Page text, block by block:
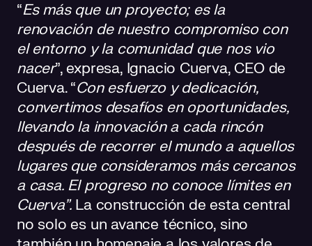
“Es más que un proyecto; es la
renovación de nuestro compromiso con
el entorno y la comunidad que nos vio
nacer”, expresa, Ignacio Cuerva, CEO de
Cuerva. “Con esfuerzo y dedicación,
convertimos desafíos en oportunidades,
llevando la innovación a cada rincón
después de recorrer el mundo a aquellos
lugares que consideramos más cercanos
a casa. El progreso no conoce límites en
Cuerva”. La construcción de esta central
no solo es un avance técnico, sino